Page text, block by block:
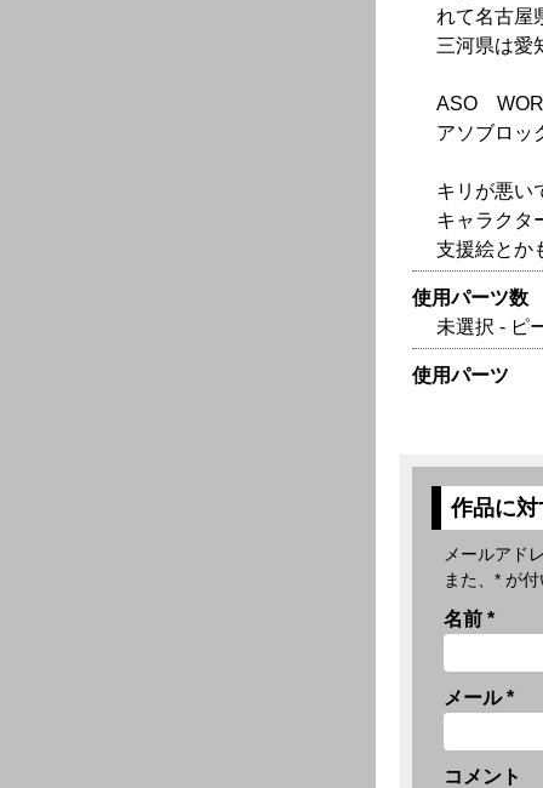
れて名古屋
三河県は愛
ASO
アソブロッ
キリが悪い
キャラクタ
支援絵とか
使用パーツ数
未選択 - ピ
使用パーツ
作品に
メールアド
また、 * が付
名前 *
メール*
コメント